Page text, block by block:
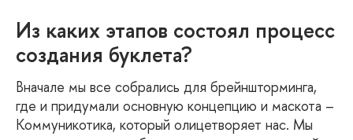
Из каких этапов состоял процесс
создания буклета?
Вначале мы все собрались для брейншторминга,
где и придумали основную концепцию и маскота –
Коммуникотика, который олицетворяет нас. Мы